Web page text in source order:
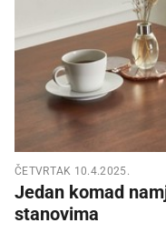
ČETVRTAK 10.4.2025.
Jedan komad
stanovima